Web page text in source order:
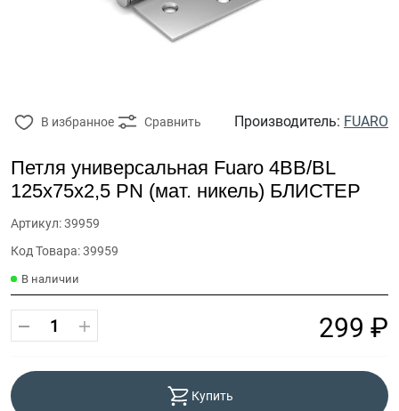
В избранное Сравнить Производитель: FUARO
Петля универсальная Fuaro 4BB/BL
125x75x2,5 PN (мат. никель) БЛИСТЕР
Артикул: 39959
Код Товара: 39959
В наличии
299 ₽
Купить